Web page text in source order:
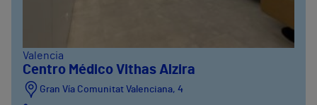
Valencia
Centro Médico Vithas Alzira
Gran Vía Comunitat Valenciana, 4